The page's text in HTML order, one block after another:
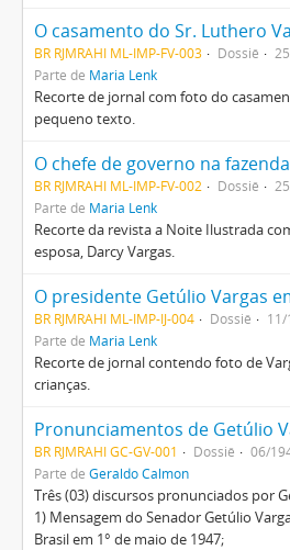
O casamento do Sr. Luthero
BR RJMRAHI ML-IMP-FV-003 Dossiê
Parte de Maria Lenk
Recorte de jornal com foto do
pequeno texto.
O chefe de governo na
BR RJMRAHI ML-IMP-FV-002 Dossiê
Parte de Maria Lenk
Recorte da revista a Noite Ilustrada
esposa, Darcy Vargas.
O presidente Getúlio Vargas
BR RJMRAHI ML-IMP-IJ-004 Dossiê
11/
Parte de Maria Lenk
Recorte de jornal contendo foto de
crianças.
Pronunciamentos de Getúlio
BR RJMRAHI GC-GV-001 Dossiê
06/
Parte de Geraldo Calmon
Três (03) discursos pronunciados por
1) Mensagem do Senador Getúlio
Brasil em 1° de maio de 1947;